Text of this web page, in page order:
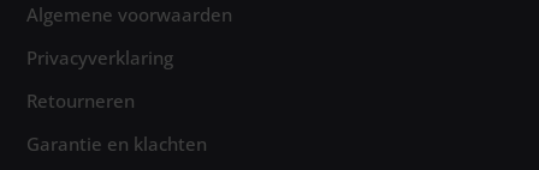
Algemene voorwaarden
Privacyverklaring
Retourneren
Garantie en klachten